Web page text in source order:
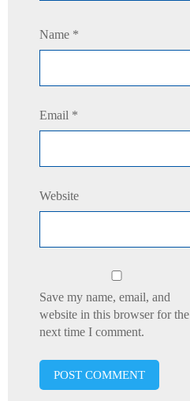
Name *
Email *
Website
Save my name, email, and
website in this browser for the
next time I comment.